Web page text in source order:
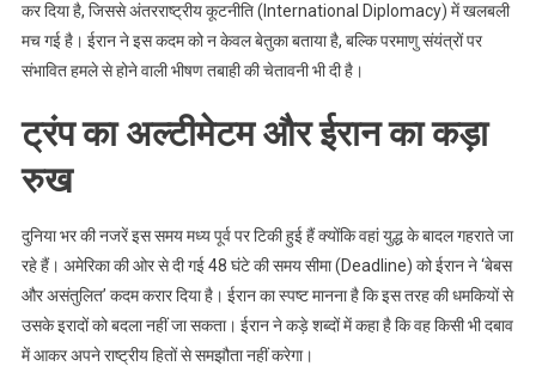
कर दिया है, जिससे अंतरराष्ट्रीय कूटनीति (International Diplomacy) में खलबली
मच गई है। ईरान ने इस कदम को न केवल बेतुका बताया है, बल्कि परमाणु संयंत्रों पर
संभावित हमले से होने वाली भीषण तबाही की चेतावनी भी दी है।
ट्रंप का अल्टीमेटम और ईरान का कड़ा
रुख
दुनिया भर की नजरें इस समय मध्य पूर्व पर टिकी हुई हैं क्योंकि वहां युद्ध के बादल गहराते जा
रहे हैं। अमेरिका की ओर से दी गई 48 घंटे की समय सीमा (Deadline) को ईरान ने ‘बेबस
और असंतुलित’ कदम करार दिया है। ईरान का स्पष्ट मानना है कि इस तरह की धमकियों से
उसके इरादों को बदला नहीं जा सकता। ईरान ने कड़े शब्दों में कहा है कि वह किसी भी दबाव
में आकर अपने राष्ट्रीय हितों से समझौता नहीं करेगा।